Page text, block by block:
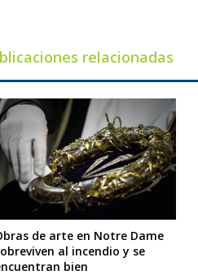
relacionadas
de arte en Notre Dame
al incendio y se
bien